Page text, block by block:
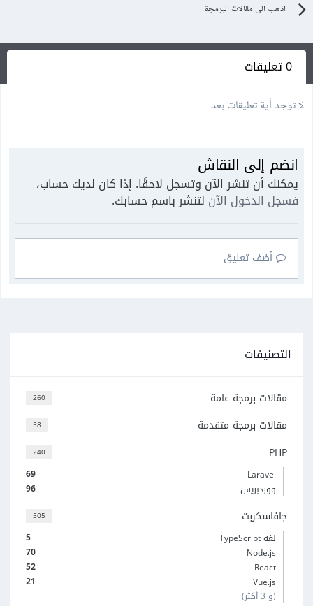
اذهب الى مقالات البرمجة
0 تعليقات
لا توجد أية تعليقات بعد
انضم إلى النقاش
يمكنك أن تنشر الآن وتسجل لاحقًا. إذا كان لديك حساب،
فسجل الدخول الآن لتنشر باسم حسابك.
أضف تعليق
التصنيفات
260 مقالات برمجة عامة
58 مقالات برمجة متقدمة
240 PHP
69
Laravel
96
ووردبريس
505 جافاسكربت
5
لغة TypeScript
70
Node.js
52
React
21
Vue.js
(و 3 أكثر)